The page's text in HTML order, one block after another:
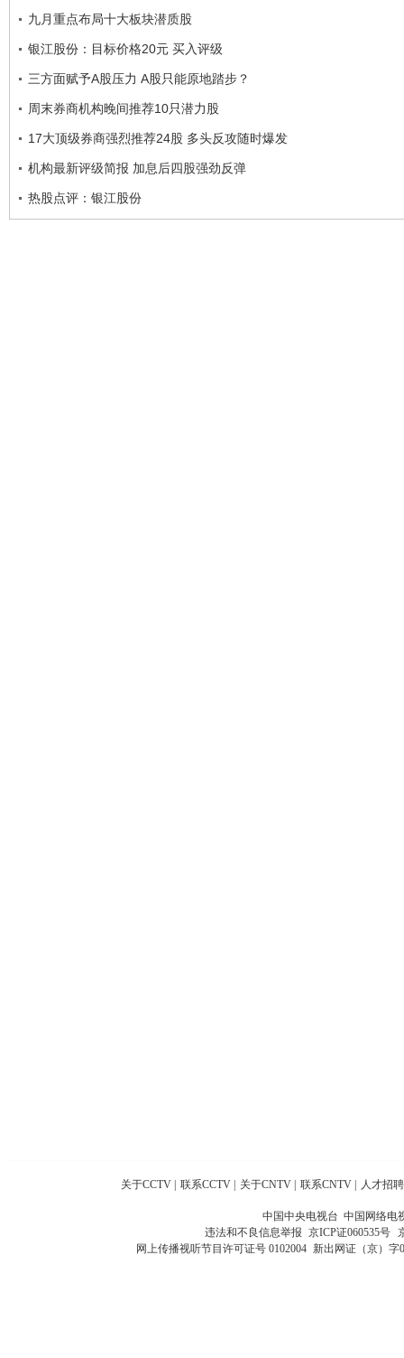
九月重点布局十大板块潜质股
银江股份：目标价格20元 买入评级
三方面赋予A股压力 A股只能原地踏步？
周末券商机构晚间推荐10只潜力股
17大顶级券商强烈推荐24股 多头反攻随时爆发
机构最新评级简报 加息后四股强劲反弹
热股点评：银江股份
关于CCTV 联系CCTV 关于CNTV 联系CNTV 人才招聘
中国中央电视台 中国网络电
违法和不良信息举报 京ICP证060535号
网上传播视听节目许可证号 0102004 新出网证（京）